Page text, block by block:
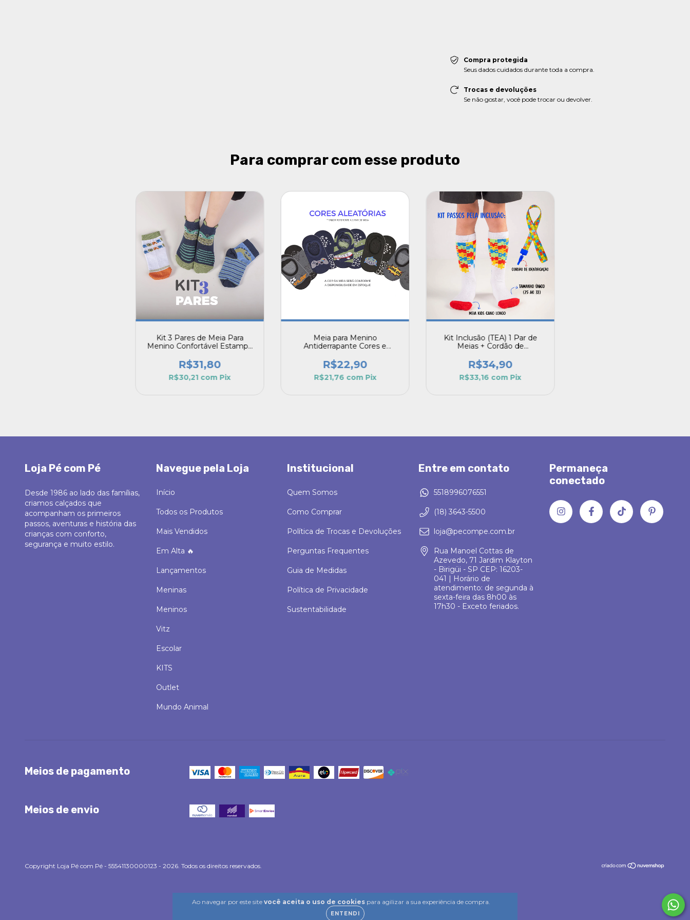
Ao navegar por este site você aceita o uso de cookiespara agilizar a sua experiência de compra.
ENTENDI
Compra protegida
Seus dados cuidados durante toda a compra.
Trocas e devoluções
Se não gostar, você pode trocar ou devolver.
Para comprar com esse produto
Kit 3 Pares de Meia Para
Menino Confortável Estampa
R$31,80
R$30,21 com Pix
Meia para Menino
Antiderrapante Cores e
R$22,90
R$21,76 com Pix
Kit Inclusão (TEA) 1 Par de
Meias + Cordão de
R$34,90
R$33,16 com Pix
Loja Pé com Pé
Desde 1986 ao lado das famílias,
criamos calçados que
acompanham os primeiros
passos, aventuras e história das
crianças com conforto,
segurança e muito estilo.
Navegue pela Loja
Início
Todos os Produtos
Mais Vendidos
Em Alta 🔥
Lançamentos
Meninas
Meninos
Vitz
Escolar
KITS
Outlet
Mundo Animal
Institucional
Quem Somos
Como Comprar
Política de Trocas e Devoluções
Perguntas Frequentes
Guia de Medidas
Política de Privacidade
Sustentabilidade
Entre em contato
5518996076551
(18) 3643-5500
loja@pecompe.com.br
Rua Manoel Cottas de
Azevedo, 71 Jardim Klayton
- Birigüi - SP CEP: 16203-
041 | Horário de
atendimento: de segunda à
sexta-feira das 8h00 às
17h30 - Exceto feriados.
Permaneça
conectado
Meios de pagamento
Meios de envio
Copyright Loja Pé com Pé - 55541130000123 - 2026. Todos os direitos reservados.